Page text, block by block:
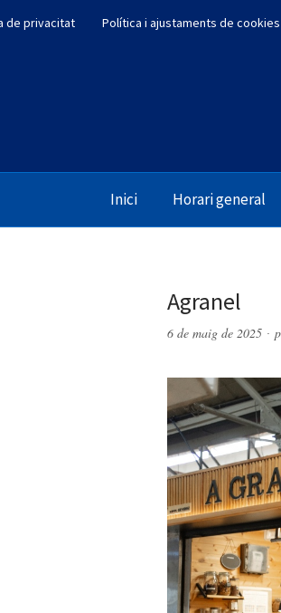
de privacitat Política i ajustaments de cookies
Inici Horari general
Agranel
6 de maig de 2025